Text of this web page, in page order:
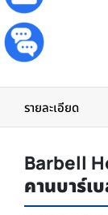
รายละเอียด
Barbell
คานบาร์เ